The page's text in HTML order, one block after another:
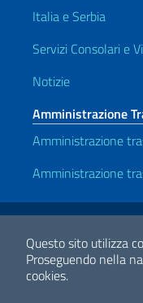
Questo sito utilizza
Proseguendo nella
cookies.
Italia e Serbia
Servizi Consolari e
Notizie
Amministrazione
Amministrazione
Amministrazione
Link Utili